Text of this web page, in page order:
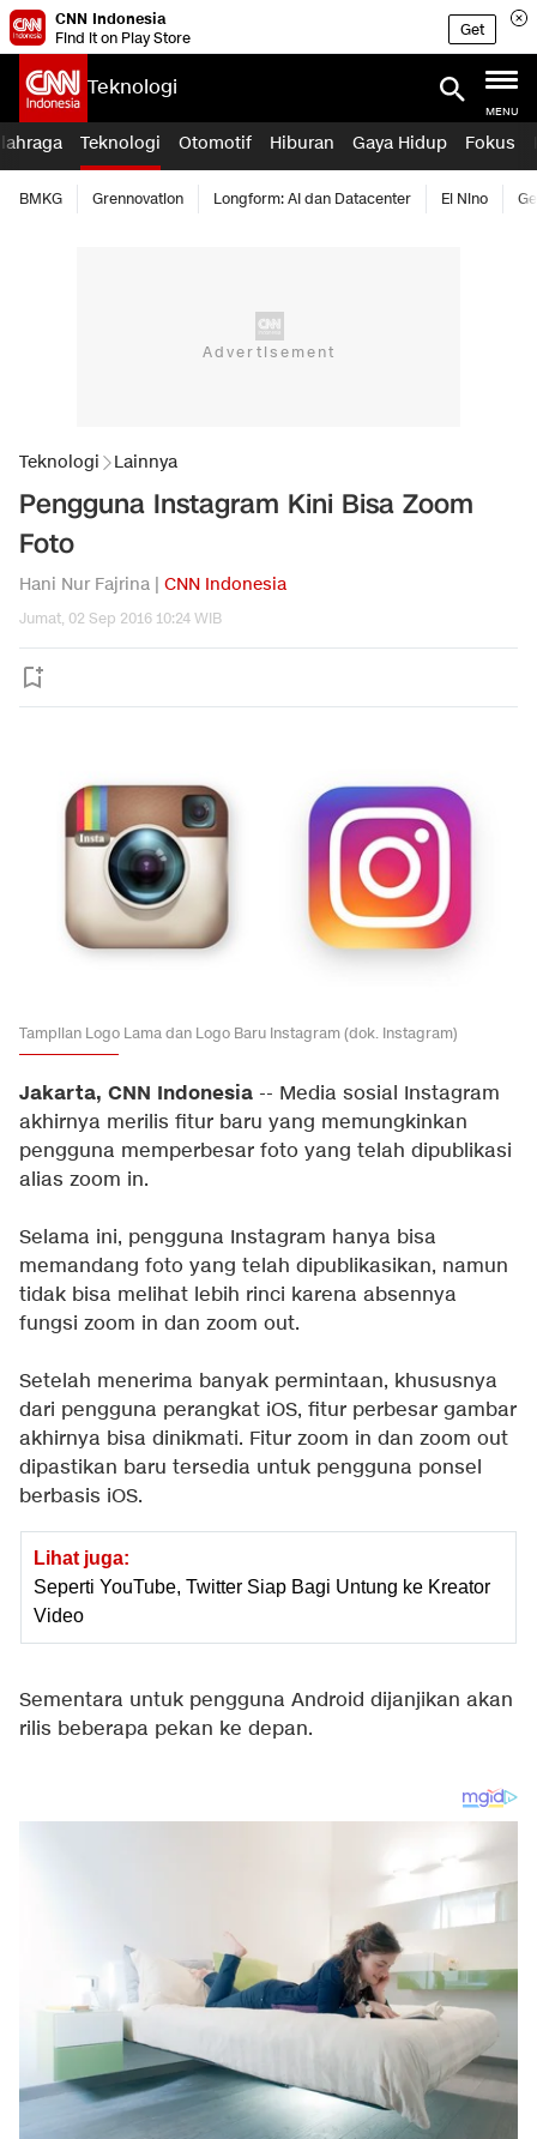
CNN Indonesia
Find it on Play Store
Get
Teknologi
MENU
Teknologi Otomotif Hiburan Gaya Hidup Fokus
BMKG Grennovation Longform: AI dan Datacenter El Nino
Teknologi Lainnya
Pengguna Instagram Kini Bisa Zoom
Foto
Hani Nur Fajrina | CNN Indonesia
Jumat, 02 Sep 2016 10:24 WIB
Tampilan Logo Lama dan Logo Baru Instagram (dok. Instagram)
Jakarta, CNN Indonesia -- Media sosial Instagram
akhirnya merilis fitur baru yang memungkinkan
pengguna memperbesar foto yang telah dipublikasi
alias zoom in.
Selama ini, pengguna Instagram hanya bisa
memandang foto yang telah dipublikasikan, namun
tidak bisa melihat lebih rinci karena absennya
fungsi zoom in dan zoom out.
Setelah menerima banyak permintaan, khususnya
dari pengguna perangkat iOS, fitur perbesar gambar
akhirnya bisa dinikmati. Fitur zoom in dan zoom out
dipastikan baru tersedia untuk pengguna ponsel
berbasis iOS.
Lihat juga:
Seperti YouTube, Twitter Siap Bagi Untung ke Kreator
Video
Sementara untuk pengguna Android dijanjikan akan
rilis beberapa pekan ke depan.